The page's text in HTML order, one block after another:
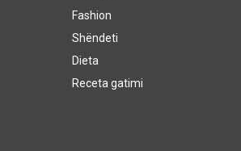
Fashion
Shëndeti
Dieta
Receta gatimi